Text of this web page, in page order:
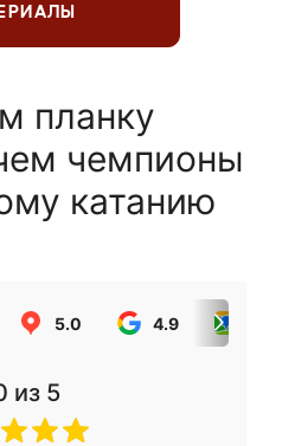
планку
чемпионы
катанию
5.0 4.9
из 5